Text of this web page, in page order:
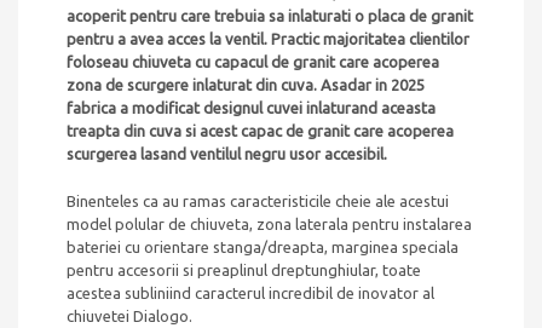
acoperit pentru care trebuia sa inlaturati o placa de granit
pentru a avea acces la ventil. Practic majoritatea clientilor
foloseau chiuveta cu capacul de granit care acoperea
zona de scurgere inlaturat din cuva. Asadar in 2025
fabrica a modificat designul cuvei inlaturand aceasta
treapta din cuva si acest capac de granit care acoperea
scurgerea lasand ventilul negru usor accesibil.
Binenteles ca au ramas caracteristicile cheie ale acestui
model polular de chiuveta, zona laterala pentru instalarea
bateriei cu orientare stanga/dreapta, marginea speciala
pentru accesorii si preaplinul dreptunghiular, toate
acestea subliniind caracterul incredibil de inovator al
chiuvetei Dialogo.